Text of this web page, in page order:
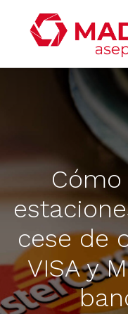
cese de
VISA y